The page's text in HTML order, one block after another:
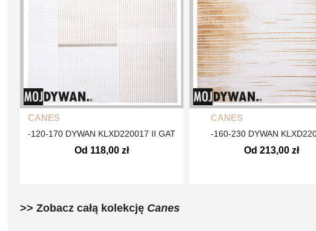
CANES
-120-170 DYWAN KLXD220017 II GAT
Od 118,00 zł
CANES
-160-230 DYWAN
Od 213,00 zł
>> Zobacz całą kolekcję Canes